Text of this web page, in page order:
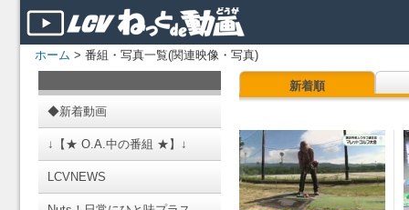
ホーム > 番組・写真一覧(関連映像・写真)
◆新着動画
↓【★ O.A.中の番組 ★】↓
LCVNEWS
新着順